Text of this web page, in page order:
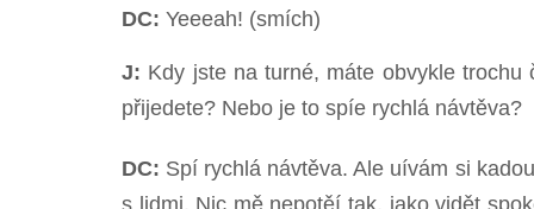
DC: Yeeeah! (smích)
J: Kdy jste na turné, máte obvykle
přijedete? Nebo je to spíe rychlá návtěva?
DC: Spí rychlá návtěva. Ale uívám si
s lidmi. Nic mě nepotěí tak, jako vidět